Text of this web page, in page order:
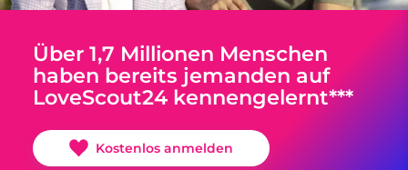
Über 1,7 Millionen Menschen
haben bereits jemanden auf
LoveScout24 kennengelernt***
Kostenlos anmelden